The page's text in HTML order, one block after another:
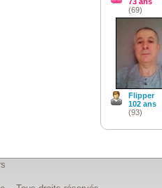
(69)
Flipper
102 ans
(93)